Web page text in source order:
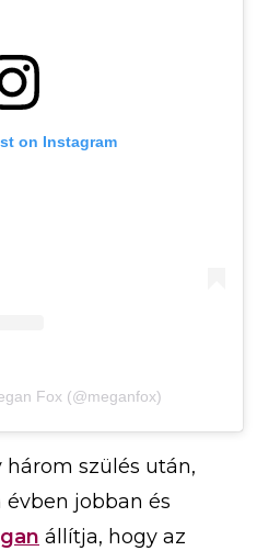
on Instagram
Fox (@meganfox)
szülés után,
jobban és
állítja, hogy az